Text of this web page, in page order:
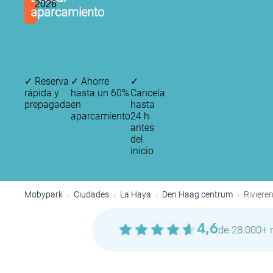
2026
aparcamiento
✓ Reserva
rápida y
prepagada
✓ Ahorre
hasta un 60%
en
aparcamiento
✓
Cancela
hasta
24 h
antes
del
inicio
Mobypark Ciudades La Haya Den Haag centrum
4,6de 28.000+